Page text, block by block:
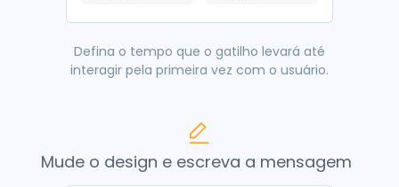
Defina o tempo que o gatilho levará até
interagir pela primeira vez com o usuário.
Mude o design e escreva a mensagem